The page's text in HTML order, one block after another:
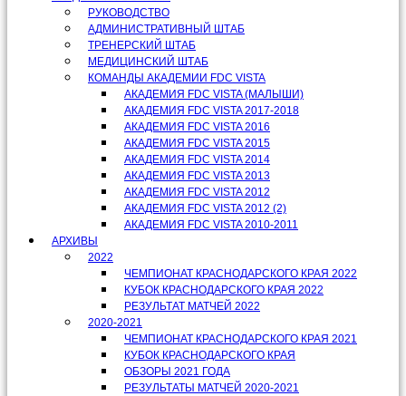
РУКОВОДСТВО
АДМИНИСТРАТИВНЫЙ ШТАБ
ТРЕНЕРСКИЙ ШТАБ
МЕДИЦИНСКИЙ ШТАБ
КОМАНДЫ АКАДЕМИИ FDC VISTA
АКАДЕМИЯ FDC VISTA (МАЛЫШИ)
АКАДЕМИЯ FDC VISTA 2017-2018
АКАДЕМИЯ FDC VISTA 2016
АКАДЕМИЯ FDC VISTA 2015
АКАДЕМИЯ FDC VISTA 2014
АКАДЕМИЯ FDC VISTA 2013
АКАДЕМИЯ FDC VISTA 2012
АКАДЕМИЯ FDC VISTA 2012 (2)
АКАДЕМИЯ FDC VISTA 2010-2011
АРХИВЫ
2022
ЧЕМПИОНАТ КРАСНОДАРСКОГО КРАЯ 2022
КУБОК КРАСНОДАРСКОГО КРАЯ 2022
РЕЗУЛЬТАТ МАТЧЕЙ 2022
2020-2021
ЧЕМПИОНАТ КРАСНОДАРСКОГО КРАЯ 2021
КУБОК КРАСНОДАРСКОГО КРАЯ
ОБЗОРЫ 2021 ГОДА
РЕЗУЛЬТАТЫ МАТЧЕЙ 2020-2021